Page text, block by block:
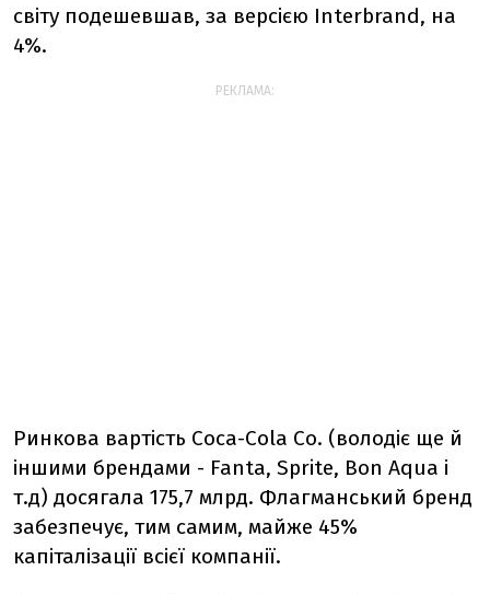
світу подешевшав, за версією Interbrand, на
4%.
РЕКЛАМА:
Ринкова вартість Coca-Cola Co. (володіє ще й
іншими брендами - Fanta, Sprite, Bon Aqua і
т.д) досягала 175,7 млрд. Флагманський бренд
забезпечує, тим самим, майже 45%
капіталізації всієї компанії.